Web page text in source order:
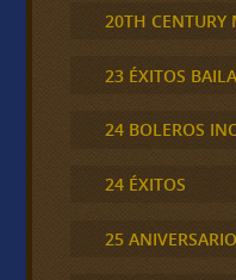
20TH CENTURY
23 ÉXITOS
24 BOLEROS
24 ÉXITOS
25 ANIVERSARIO